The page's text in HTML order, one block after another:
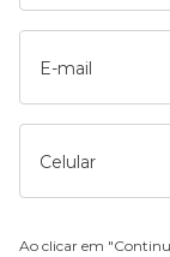
E-mail
Celular
Ao clicar em